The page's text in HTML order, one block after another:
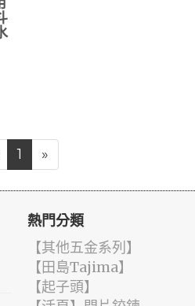
1 »
熱門分類
【其他五金系列】
【田島Tajima】
【起子頭】